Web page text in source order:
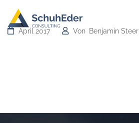
April 2017 Von Benjamin Steer